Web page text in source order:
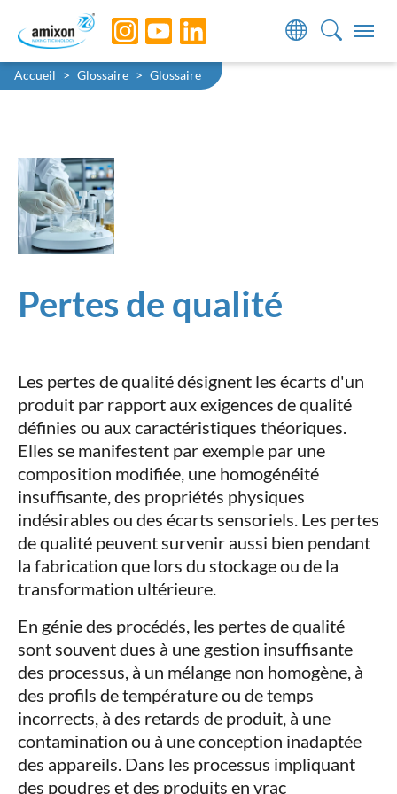
Skip to main navigation
Skip to main content
Skip to page footer
You are here:
Accueil Glossaire Glossaire
Pertes de qualité
Les pertes de qualité désignent les écarts d'un
produit par rapport aux exigences de qualité
définies ou aux caractéristiques théoriques.
Elles se manifestent par exemple par une
composition modifiée, une homogénéité
insuffisante, des propriétés physiques
indésirables ou des écarts sensoriels. Les pertes
de qualité peuvent survenir aussi bien pendant
la fabrication que lors du stockage ou de la
transformation ultérieure.
En génie des procédés, les pertes de qualité
sont souvent dues à une gestion insuffisante
des processus, à un mélange non homogène, à
des profils de température ou de temps
incorrects, à des retards de produit, à une
contamination ou à une conception inadaptée
des appareils. Dans les processus impliquant
des poudres et des produits en vrac